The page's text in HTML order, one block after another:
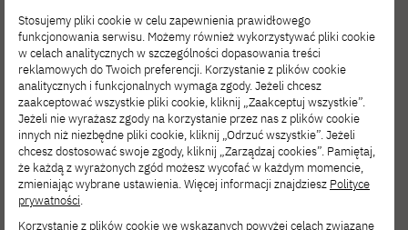
Niepublicznych
AKTUALNOŚCI MAR 20, 2024
Relacja z wyjazdu Wintegral 2024
AKTUALNOŚCI LUT 29, 2024
Spotkanie Przewodniczącego
Stosujemy pliki cookie w celu zapewnienia prawidłowego
funkcjonowania serwisu. Możemy również wykorzystywać pliki cookie
w celach analitycznych w szczególności dopasowania treści
reklamowych do Twoich preferencji. Korzystanie z plików cookie
analitycznych i funkcjonalnych wymaga zgody. Jeżeli chcesz
zaakceptować wszystkie pliki cookie, kliknij „Zaakceptuj wszystkie”.
Jeżeli nie wyrażasz zgody na korzystanie przez nas z plików cookie
innych niż niezbędne pliki cookie, kliknij „Odrzuć wszystkie”. Jeżeli
chcesz dostosować swoje zgody, kliknij „Zarządzaj cookies”. Pamiętaj,
że każdą z wyrażonych zgód możesz wycofać w każdym momencie,
zmieniając wybrane ustawienia. Więcej informacji znajdziesz Polityce
prywatności.
Korzystanie z plików cookie we wskazanych powyżej celach związane